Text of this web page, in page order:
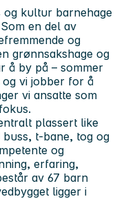
og kultur barnehage
en del av
og
grønnsakshage og
å by på – sommer
og vi jobber for å
vi ansatte som
plassert like
t-bane, tog og
og
erfaring,
av 67 barn
ligger i